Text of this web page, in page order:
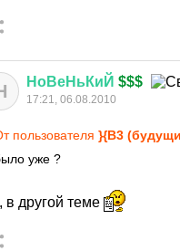
НоВеНьКиЙ $$$
17:21, 06.08.2010
пользователя }{B3
уже ?
в другой теме